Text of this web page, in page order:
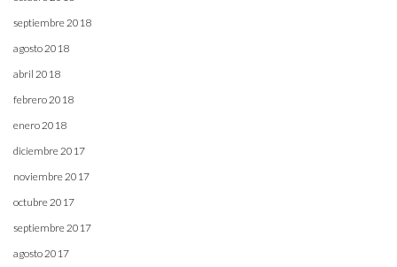
septiembre 2018
agosto 2018
abril 2018
febrero 2018
enero 2018
diciembre 2017
noviembre 2017
octubre 2017
septiembre 2017
agosto 2017